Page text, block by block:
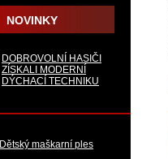
NOVINKY
DOBROVOLNÍ HASIČI
ZÍSKALI MODERNÍ
DÝCHACÍ TECHNIKU
Dětský maškarní ples